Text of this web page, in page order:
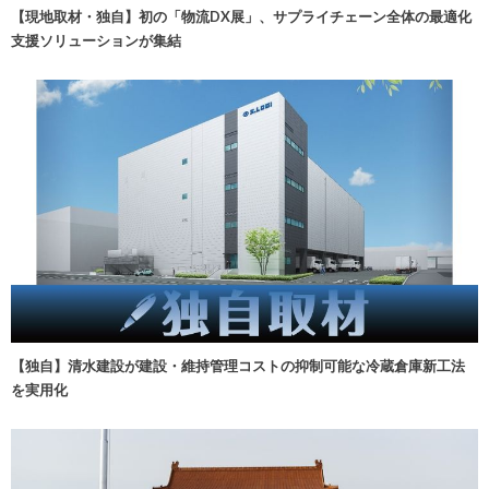
【現地取材・独自】初の「物流DX展」、サプライチェーン全体の最適化
支援ソリューションが集結
【独自】清水建設が建設・維持管理コストの抑制可能な冷蔵倉庫新工法
を実用化